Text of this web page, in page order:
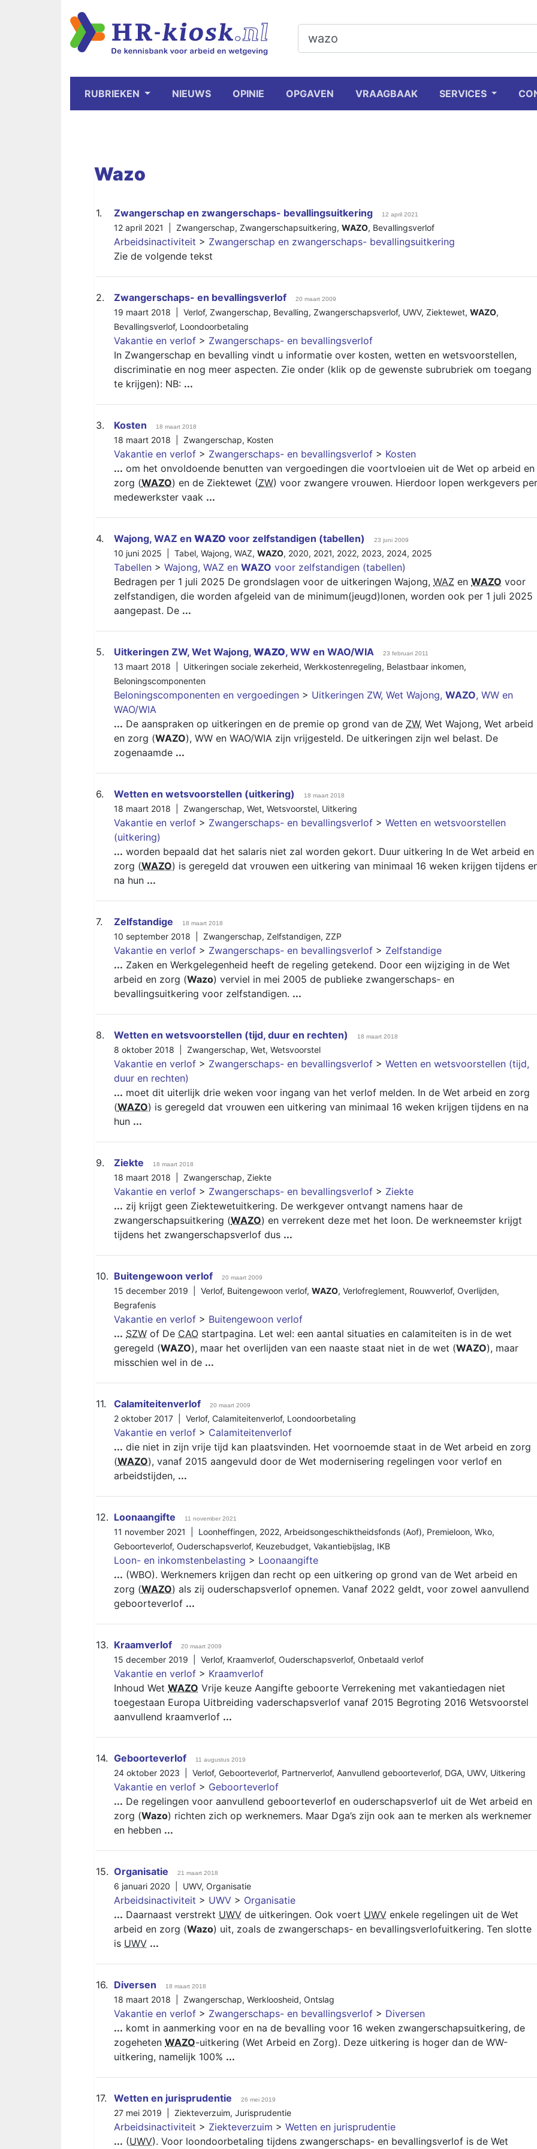
RUBRIEKEN NIEUWS OPINIE OPGAVEN VRAAGBAAK SERVICES
Wazo
1. Zwangerschap en zwangerschaps- bevallingsuitkering 12 april 2021
12 april 2021 | Zwangerschap, Zwangerschapsuitkering, WAZO, Bevallingsverlof
Arbeidsinactiviteit > Zwangerschap en zwangerschaps- bevallingsuitkering
Zie de volgende tekst
2. Zwangerschaps- en bevallingsverlof 20 maart 2009
19 maart 2018 | Verlof, Zwangerschap, Bevalling, Zwangerschapsverlof, UWV, Ziektewet, WAZO,
Bevallingsverlof, Loondoorbetaling
Vakantie en verlof > Zwangerschaps- en bevallingsverlof
In Zwangerschap en bevalling vindt u informatie over kosten, wetten en wetsvoorstellen,
discriminatie en nog meer aspecten. Zie onder (klik op de gewenste subrubriek om toegang
te krijgen): NB: ...
3. Kosten 18 maart 2018
18 maart 2018 | Zwangerschap, Kosten
Vakantie en verlof > Zwangerschaps- en bevallingsverlof > Kosten
... om het onvoldoende benutten van vergoedingen die voortvloeien uit de Wet op arbeid en
zorg (WAZO) en de Ziektewet (ZW) voor zwangere vrouwen. Hierdoor lopen werkgevers per
medewerkster vaak ...
4. Wajong, WAZ en WAZO voor zelfstandigen (tabellen) 23 juni 2009
10 juni 2025 | Tabel, Wajong, WAZ, WAZO, 2020, 2021, 2022, 2023, 2024, 2025
Tabellen > Wajong, WAZ en WAZO voor zelfstandigen (tabellen)
Bedragen per 1 juli 2025 De grondslagen voor de uitkeringen Wajong, WAZ en WAZO voor
zelfstandigen, die worden afgeleid van de minimum(jeugd)lonen, worden ook per 1 juli 2025
aangepast. De ...
5. Uitkeringen ZW, Wet Wajong, WAZO, WW en WAO/WIA 23 februari 2011
13 maart 2018 | Uitkeringen sociale zekerheid, Werkkostenregeling, Belastbaar inkomen,
Beloningscomponenten
Beloningscomponenten en vergoedingen > Uitkeringen ZW, Wet Wajong, WAZO, WW en
WAO/WIA
... De aanspraken op uitkeringen en de premie op grond van de ZW, Wet Wajong, Wet arbeid
en zorg (WAZO), WW en WAO/WIA zijn vrijgesteld. De uitkeringen zijn wel belast. De
zogenaamde ...
6. Wetten en wetsvoorstellen (uitkering) 18 maart 2018
18 maart 2018 | Zwangerschap, Wet, Wetsvoorstel, Uitkering
Vakantie en verlof > Zwangerschaps- en bevallingsverlof > Wetten en wetsvoorstellen
(uitkering)
... worden bepaald dat het salaris niet zal worden gekort. Duur uitkering In de Wet arbeid en
zorg (WAZO) is geregeld dat vrouwen een uitkering van minimaal 16 weken krijgen tijdens
na hun ...
7. Zelfstandige 18 maart 2018
10 september 2018 | Zwangerschap, Zelfstandigen, ZZP
Vakantie en verlof > Zwangerschaps- en bevallingsverlof > Zelfstandige
... Zaken en Werkgelegenheid heeft de regeling getekend. Door een wijziging in de Wet
arbeid en zorg (Wazo) verviel in mei 2005 de publieke zwangerschaps- en
bevallingsuitkering voor zelfstandigen. ...
8. Wetten en wetsvoorstellen (tijd, duur en rechten) 18 maart 2018
8 oktober 2018 | Zwangerschap, Wet, Wetsvoorstel
Vakantie en verlof > Zwangerschaps- en bevallingsverlof > Wetten en wetsvoorstellen (tijd,
duur en rechten)
... moet dit uiterlijk drie weken voor ingang van het verlof melden. In de Wet arbeid en zorg
(WAZO) is geregeld dat vrouwen een uitkering van minimaal 16 weken krijgen tijdens en na
hun ...
9. Ziekte 18 maart 2018
18 maart 2018 | Zwangerschap, Ziekte
Vakantie en verlof > Zwangerschaps- en bevallingsverlof > Ziekte
... zij krijgt geen Ziektewetuitkering. De werkgever ontvangt namens haar de
zwangerschapsuitkering (WAZO) en verrekent deze met het loon. De werkneemster krijgt
tijdens het zwangerschapsverlof dus ...
10. Buitengewoon verlof 20 maart 2009
15 december 2019 | Verlof, Buitengewoon verlof, WAZO, Verlofreglement, Rouwverlof, Overlijden,
Begrafenis
Vakantie en verlof > Buitengewoon verlof
... SZW of De CAO startpagina. Let wel: een aantal situaties en calamiteiten is in de wet
geregeld (WAZO), maar het overlijden van een naaste staat niet in de wet (WAZO), maar
misschien wel in de ...
11. Calamiteitenverlof 20 maart 2009
2 oktober 2017 | Verlof, Calamiteitenverlof, Loondoorbetaling
Vakantie en verlof > Calamiteitenverlof
... die niet in zijn vrije tijd kan plaatsvinden. Het voornoemde staat in de Wet arbeid en zorg
(WAZO), vanaf 2015 aangevuld door de Wet modernisering regelingen voor verlof en
arbeidstijden, ...
12. Loonaangifte 11 november 2021
11 november 2021 | Loonheffingen, 2022, Arbeidsongeschiktheidsfonds (Aof), Premieloon, Wko,
Geboorteverlof, Ouderschapsverlof, Keuzebudget, Vakantiebijslag, IKB
Loon- en inkomstenbelasting > Loonaangifte
... (WBO). Werknemers krijgen dan recht op een uitkering op grond van de Wet arbeid en
zorg (WAZO) als zij ouderschapsverlof opnemen. Vanaf 2022 geldt, voor zowel aanvullend
geboorteverlof ...
13. Kraamverlof 20 maart 2009
15 december 2019 | Verlof, Kraamverlof, Ouderschapsverlof, Onbetaald verlof
Vakantie en verlof > Kraamverlof
Inhoud Wet WAZO Vrije keuze Aangifte geboorte Verrekening met vakantiedagen niet
toegestaan Europa Uitbreiding vaderschapsverlof vanaf 2015 Begroting 2016 Wetsvoorstel
aanvullend kraamverlof ...
14. Geboorteverlof 11 augustus 2019
24 oktober 2023 | Verlof, Geboorteverlof, Partnerverlof, Aanvullend geboorteverlof, DGA, UWV, Uitkering
Vakantie en verlof > Geboorteverlof
... De regelingen voor aanvullend geboorteverlof en ouderschapsverlof uit de Wet arbeid en
zorg (Wazo) richten zich op werknemers. Maar Dga’s zijn ook aan te merken als werknemer
en hebben ...
15. Organisatie 21 maart 2018
6 januari 2020 | UWV, Organisatie
Arbeidsinactiviteit > UWV > Organisatie
... Daarnaast verstrekt UWV de uitkeringen. Ook voert UWV enkele regelingen uit de Wet
arbeid en zorg (Wazo) uit, zoals de zwangerschaps- en bevallingsverlofuitkering. Ten slotte
is UWV ...
16. Diversen 18 maart 2018
18 maart 2018 | Zwangerschap, Werkloosheid, Ontslag
Vakantie en verlof > Zwangerschaps- en bevallingsverlof > Diversen
... komt in aanmerking voor en na de bevalling voor 16 weken zwangerschapsuitkering, de
zogeheten WAZO-uitkering (Wet Arbeid en Zorg). Deze uitkering is hoger dan de WW-
uitkering, namelijk 100% ...
17. Wetten en jurisprudentie 26 mei 2019
27 mei 2019 | Ziekteverzuim, Jurisprudentie
Arbeidsinactiviteit > Ziekteverzuim > Wetten en jurisprudentie
... (UWV). Voor loondoorbetaling tijdens zwangerschaps- en bevallingsverlof is de Wet